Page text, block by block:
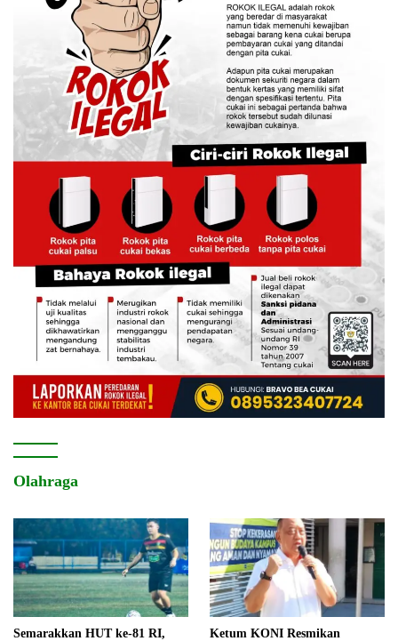
Olahraga
Semarakkan HUT ke-81 RI,
Ketum KONI Resmikan